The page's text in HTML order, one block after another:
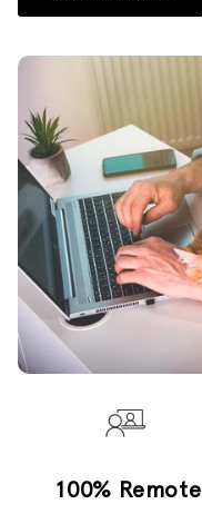
100% Remote